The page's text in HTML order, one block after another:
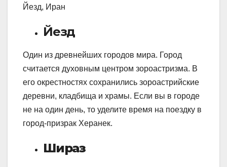
Йезд, Иран
Йезд
Один из древнейших городов мира. Город
считается духовным центром зороастризма. В
его окрестностях сохранились зороастрийские
деревни, кладбища и храмы. Если вы в городе
не на один день, то уделите время на поездку в
город-призрак Херанек.
Шираз